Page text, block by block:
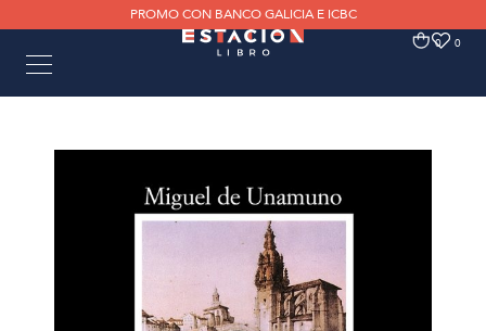
PROMO CON BANCO GALICIA E ICBC
0 0